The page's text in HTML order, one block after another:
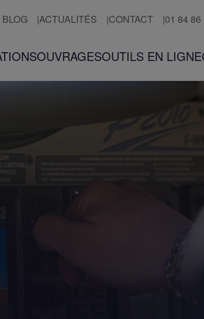
BLOG ACTUALITÉS CONTACT 01 84 86
OUVRAGESOUTILS EN LIGNE